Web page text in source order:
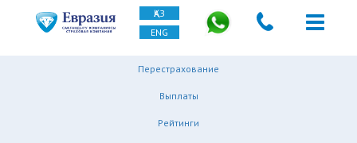
ҚАЗ
ENG
Перестрахование
Выплаты
Рейтинги